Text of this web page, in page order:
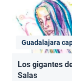
Guadalajara
Los gigantes
Salas